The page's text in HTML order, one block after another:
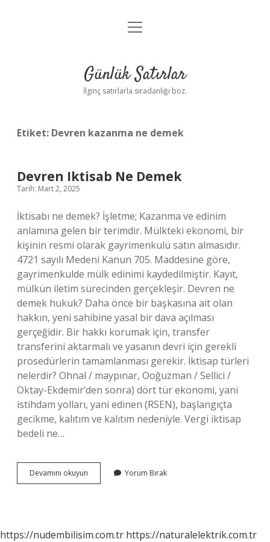
Anasayfa
Yasal Uyarı
menüyü
Günlük Satırlar
İlginç satırlarla sıradanlığı boz.
Etiket: Devren kazanma ne demek
Devren Iktisab Ne Demek
Tarih: Mart 2, 2025
İktisabı ne demek? İşletme; Kazanma ve edinim
anlamına gelen bir terimdir. Mülkteki ekonomi, bir
kişinin resmi olarak gayrimenkulü satın almasıdır.
4721 sayılı Medeni Kanun 705. Maddesine göre,
gayrimenkulde mülk edinimi kaydedilmiştir. Kayıt,
mülkün iletim sürecinden gerçekleşir. Devren ne
demek hukuk? Daha önce bir başkasına ait olan
hakkın, yeni sahibine yasal bir dava açılması
gerçeğidir. Bir hakkı korumak için, transfer
transferini aktarmalı ve yasanın devri için gerekli
prosedürlerin tamamlanması gerekir. İktisap türleri
nelerdir? Ohnal / maypınar, Ooğuzman / Sellici /
Oktay-Ekdemir’den sonra) dört tür ekonomi, yani
istihdam yolları, yani edinen (RSEN), başlangıçta
gecikme, kalıtım ve kalıtım nedeniyle. Vergi iktisap
bedeli ne…
Devamını okuyun
Iktisab
Yorum Bırak
https://nudembilisim.com.tr https://naturalelektrik.com.tr